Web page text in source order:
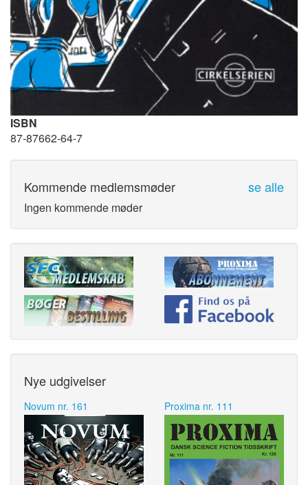
ISBN
87-87662-64-7
Kommende medlemsmøder se alle
Ingen kommende møder
Nye udgivelser
Novum nr. 161 Proxima nr. 111